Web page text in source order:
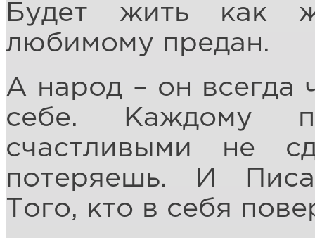
Будет жить как
любимому предан.
А народ – он всегда
себе. Каждому
счастливыми не
потеряешь. И
Того, кто в себя